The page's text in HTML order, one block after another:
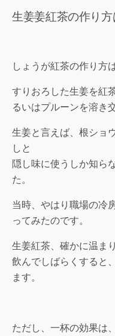
生姜姜紅茶の作り方
しょうが紅茶の作り方
すりおろした生姜を紅
るいはプルーンを溶き
生姜と言えば、根ショ
しと
隠し味に使うしか知ら
た。
当時、やはり職場の冷
ってみたのです。
生姜紅茶、確かに温ま
飲んでしばらくすると
ます。
ただし、一杯の効果は